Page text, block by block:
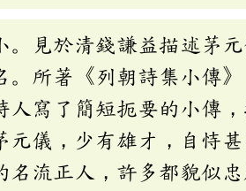
。見於清錢謙益描述茅
所著《列朝詩集小傳
寫了簡短扼要的小傳
元儀，少有雄才，自恃
流正人，許多都貌似